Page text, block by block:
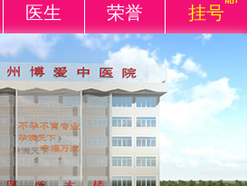
医生 荣誉 挂号